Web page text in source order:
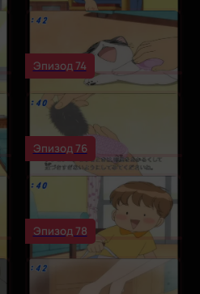
Эпизод 74
Эпизод 76
Эпизод 78